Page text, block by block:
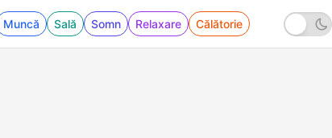
Muncă Sală Somn Relaxare Călătorie